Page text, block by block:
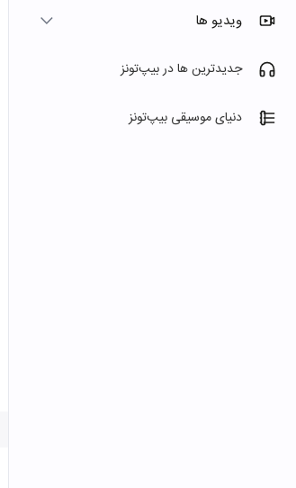
ویدیو ها
جدیدترین ها در بیپ‌تونز
دنیای موسیقی بیپ‌تونز